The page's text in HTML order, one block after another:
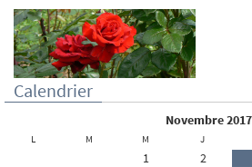
Calendrier
novembre 2017
L M M J
1 2